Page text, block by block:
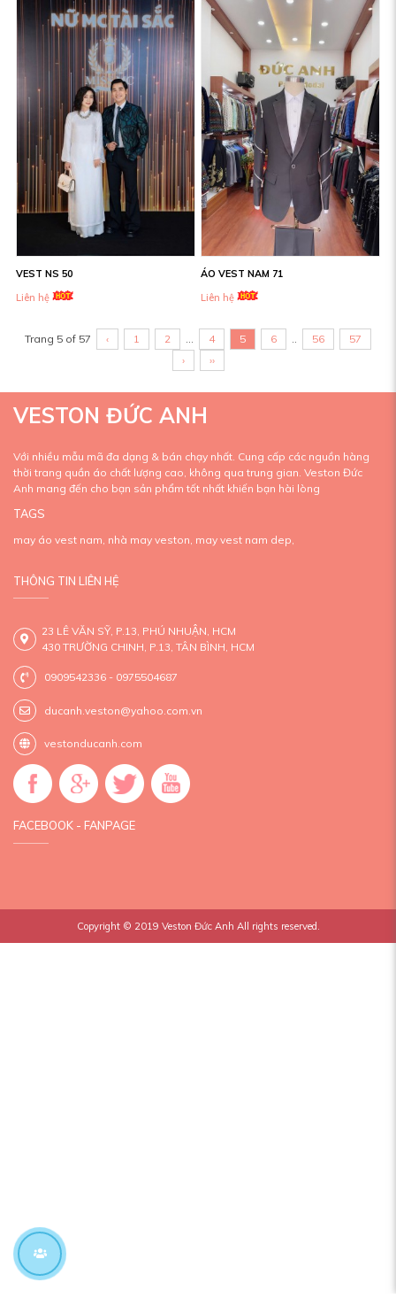
VEST NS 50
Liên hệ
ÁO VEST NAM 71
Liên hệ
Trang 5 of 57 ‹ 1 2 4 5 6 56
57
›
››
VESTON ĐỨC ANH
Với nhiều mẫu mã đa dạng & bán chạy nhất. Cung cấp các nguồn hàng
thời trang quần áo chất lượng cao, không qua trung gian. Veston Đức
Anh mang đến cho bạn sản phẩm tốt nhất khiến bạn hài lòng
TAGS
may áo vest nam, nhà may veston, may vest nam dep,
THÔNG TIN LIÊN HỆ
23 LÊ VĂN SỸ, P.13, PHÚ NHUẬN, HCM
430 TRƯỜNG CHINH, P.13, TÂN BÌNH, HCM
0909542336 - 0975504687
ducanh.veston@yahoo.com.vn
vestonducanh.com
FACEBOOK - FANPAGE
Copyright © 2019 Veston Đức Anh All rights reserved.